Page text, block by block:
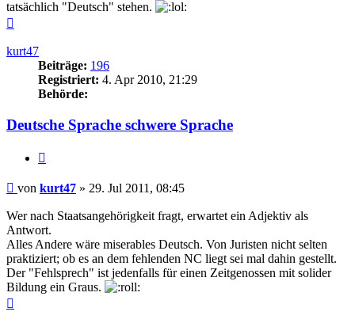
tatsächlich "Deutsch" stehen.
kurt47
Beiträge: 196
Registriert: 4. Apr 2010, 21:29
Behörde:
Deutsche Sprache schwere Sprache
Beitrag
von kurt47 » 29. Jul 2011, 08:45
Wer nach Staatsangehörigkeit fragt, erwartet ein Adjektiv als
Antwort.
Alles Andere wäre miserables Deutsch. Von Juristen nicht selten
praktiziert; ob es an dem fehlenden NC liegt sei mal dahin gestellt.
Der "Fehlsprech" ist jedenfalls für einen Zeitgenossen mit solider
Bildung ein Graus.